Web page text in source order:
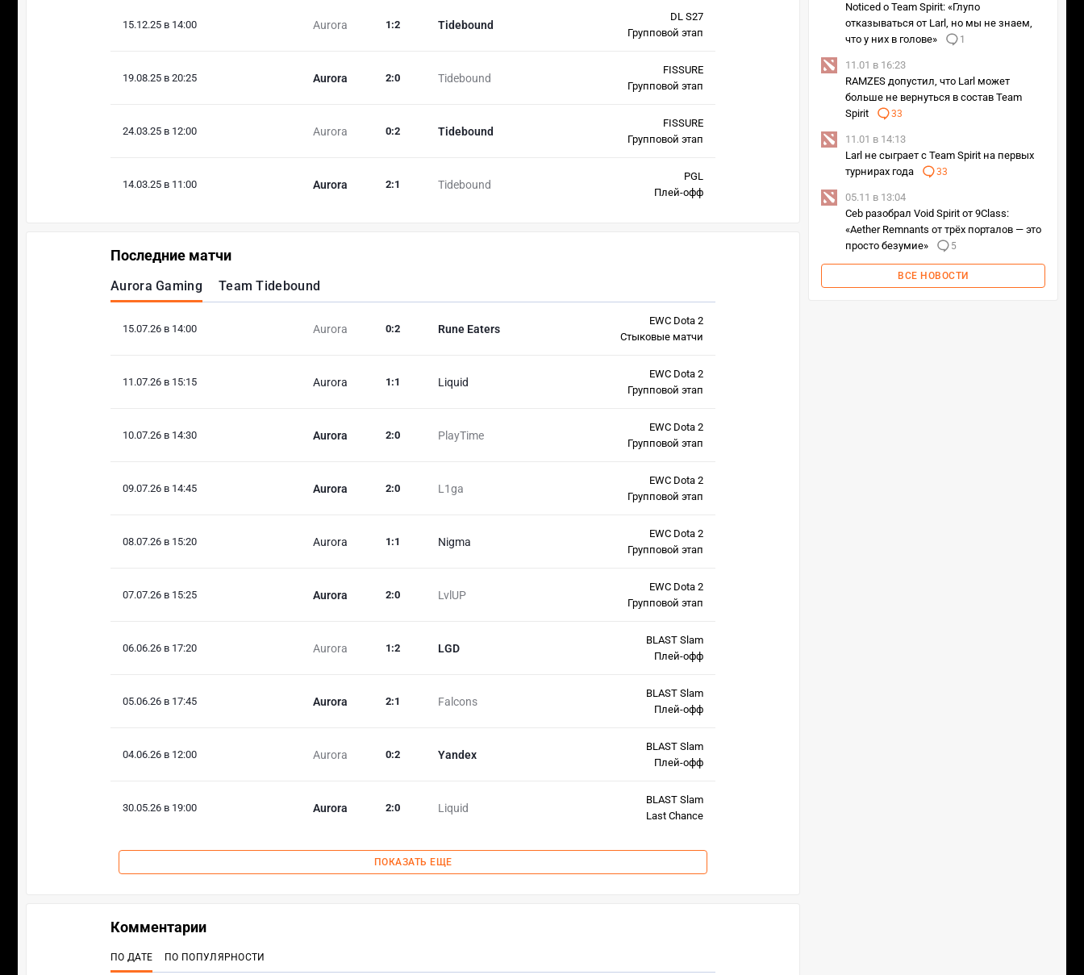
15.12.25 в 14:00 Aurora Tidebound
1 :2
DL S27
Групповой этап
19.08.25 в 20:25 Aurora Tidebound
2:0
FISSURE
Групповой этап
24.03.25 в 12:00 Aurora Tidebound
0:2
FISSURE
Групповой этап
14.03.25 в 11:00 Aurora Tidebound
2:1
PGL
Плей-офф
Последние матчи
Aurora Gaming Team Tidebound
15.07.26 в 14:00 Aurora Rune Eaters
0:2
EWC Dota 2
Стыковые матчи
11.07.26 в 15:15 Aurora Liquid
1 :1
EWC Dota 2
Групповой этап
10.07.26 в 14:30 Aurora PlayTime
2:0
EWC Dota 2
Групповой этап
09.07.26 в 14:45 Aurora L1ga
2:0
EWC Dota 2
Групповой этап
08.07.26 в 15:20 Aurora Nigma
1 :1
EWC Dota 2
Групповой этап
07.07.26 в 15:25 Aurora LvlUP
2:0
EWC Dota 2
Групповой этап
06.06.26 в 17:20 Aurora LGD
1 :2
BLAST Slam
Плей-офф
05.06.26 в 17:45 Aurora Falcons
2:1
BLAST Slam
Плей-офф
04.06.26 в 12:00 Aurora Yandex
0:2
BLAST Slam
Плей-офф
30.05.26 в 19:00 Aurora Liquid
2:0
BLAST Slam
Last Chance
ПОКАЗАТЬ ЕЩЕ
Noticed о Team Spirit: «Глупо
отказываться от Larl, но мы не знаем,
что у них в голове»
1
11.01 в 16:23
RAMZES допустил, что Larl может
больше не вернуться в состав Team
Spirit
33
11.01 в 14:13
Larl не сыграет с Team Spirit на первых
турнирах года
33
05.11 в 13:04
Ceb разобрал Void Spirit от 9Class:
«Aether Remnants от трёх порталов — это
просто безумие»
5
ВСЕ НОВОСТИ
Комментарии
ПО ДАТЕ ПО ПОПУЛЯРНОСТИ